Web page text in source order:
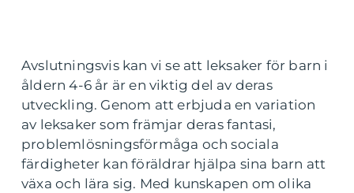
Avslutningsvis kan vi se att leksaker för barn i
åldern 4-6 år är en viktig del av deras
utveckling. Genom att erbjuda en variation
av leksaker som främjar deras fantasi,
problemlösningsförmåga och sociala
färdigheter kan föräldrar hjälpa sina barn att
växa och lära sig. Med kunskapen om olika